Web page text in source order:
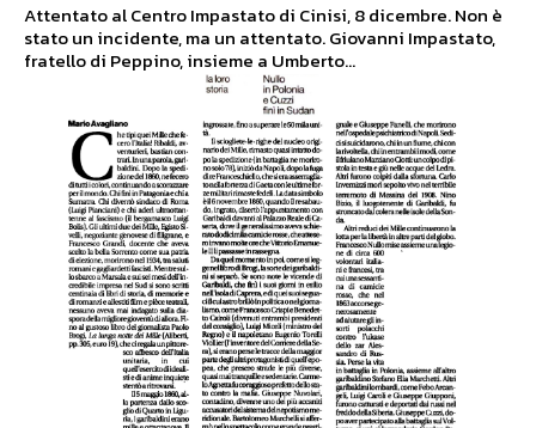
Attentato al Centro Impastato di Cinisi, 8 dicembre. Non è
stato un incidente, ma un attentato. Giovanni Impastato,
fratello di Peppino, insieme a Umberto...